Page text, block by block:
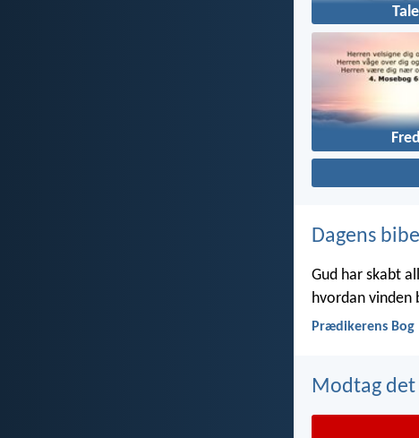
Tale
Fred
Dagens
Gud har skabt
hvordan
Prædikerens Bog
Modtag det